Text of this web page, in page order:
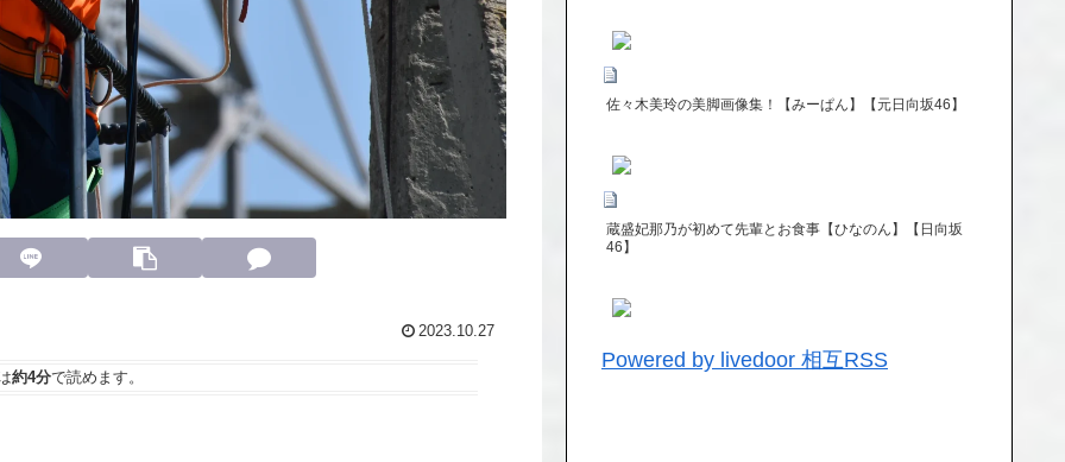
2023.10.27
約4分で読めます。
佐々木美玲の美脚画像集！【みーぱん】【元日向坂46】
蔵盛妃那乃が初めて先輩とお食事【ひなのん】【日向坂
46】
Powered by livedoor 相互RSS